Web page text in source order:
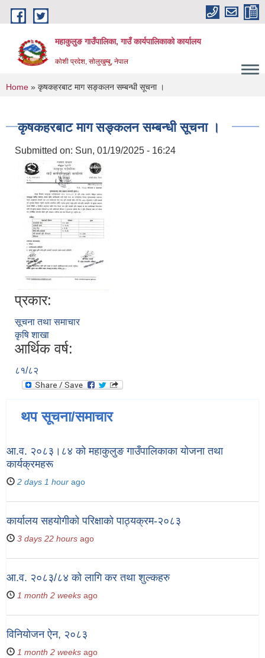
Skip to main content
महाकुलुङ गाउँपालिका, गाउँ कार्यपालिकाको कार्यालय
कोशी प्रदेश, सोलुखुम्बु, नेपाल
You are here
Home » कृषकहरबाट माग सङ्कलन सम्बन्धी सूचना ।
कृषकहरबाट माग सङ्कलन सम्बन्धी सूचना ।
Submitted on: Sun, 01/19/2025 - 16:24
प्रकार:
सूचना तथा समाचार
कृषि शाखा
आर्थिक वर्ष:
८१/८२
थप सूचना/समाचार
आ.व. २०८३।८४ को महाकुलुङ गाउँपालिकाका योजना तथा
कार्यक्रमहरू
2 days 1 hour ago
कार्यालय सहयोगीको परिक्षाको पाठ्यक्रम-२०८३
3 days 22 hours ago
आ.व. २०८३/८४ को लागि कर तथा शुल्कहरु
1 month 2 weeks ago
विनियोजन ऐन, २०८३
1 month 2 weeks ago